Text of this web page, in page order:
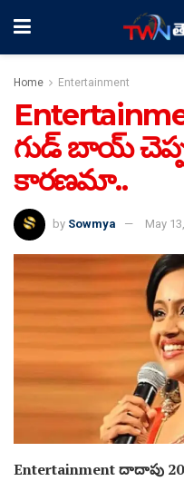
Home Entertainment
గుడ్ బాయ్
కారణమా..
by Sowmya May
Entertainment దాదాపు